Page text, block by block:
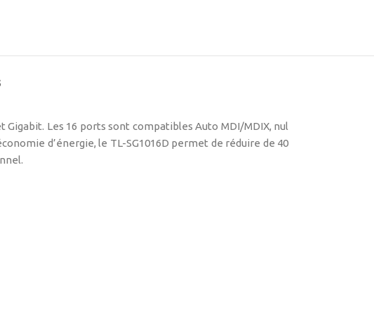
Les 16 ports sont compatibles Auto MDI/MDIX, nul
d’énergie, le TL-SG1016D permet de réduire de 40
Play